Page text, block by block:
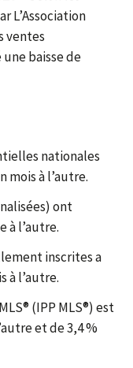
L’Association
ventes
baisse de
nationales
mois à l’autre.
ont
à l’autre.
inscrites a
à l’autre.
(IPP MLS®) est
et de 3,4 %